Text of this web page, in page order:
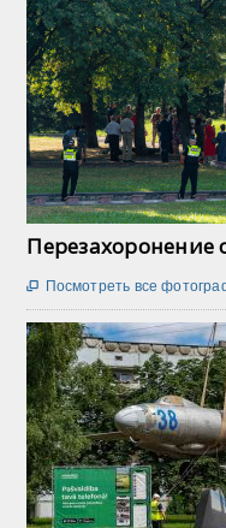
Перезахоронение
 Посмотреть все